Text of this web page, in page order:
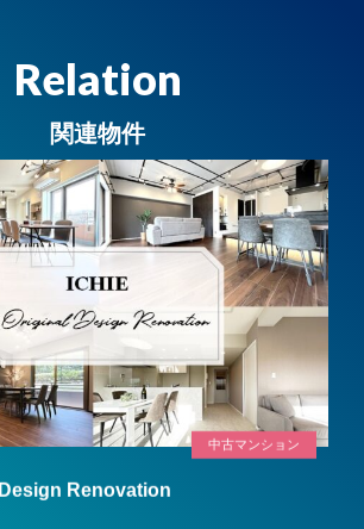
Relation
関連物件
中古マンション
Design Renovation